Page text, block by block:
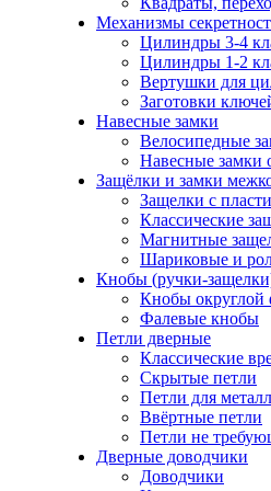
Механизмы
Цилиндры 3-4
Цилиндры 1-2
Вертушки для
Заготовки
Навесные замки
Велосипедные
Навесные замки
Защёлки и замки
Защелки с
Классические
Магнитные
Шариковые и
Кнобы (ручки-
Кнобы
Фалевые кнобы
Петли дверные
Классические
Скрытые петли
Петли для
Ввёртные петли
Петли не
Дверные доводчики
Доводчики